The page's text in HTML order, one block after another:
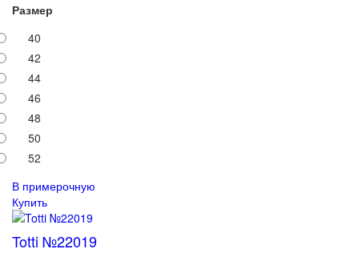
Размер
40
42
44
46
48
50
52
В примерочную
Купить
Totti №22019